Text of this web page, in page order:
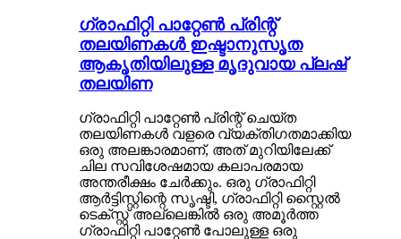
ഗ്രാഫിറ്റി പാറ്റേൺ പ്രിന്റ്
തലയിണകൾ ഇഷ്ടാനുസൃത
ആകൃതിയിലുള്ള മൃദുവായ പ്ലഷ്
തലയിണ
ഗ്രാഫിറ്റി പാറ്റേൺ പ്രിന്റ് ചെയ്ത
തലയിണകൾ വളരെ വ്യക്തിഗതമാക്കിയ
ഒരു അലങ്കാരമാണ്, അത് മുറിയിലേക്ക്
ചില സവിശേഷമായ കലാപരമായ
അന്തരീക്ഷം ചേർക്കും. ഒരു ഗ്രാഫിറ്റി
ആർട്ടിസ്റ്റിന്റെ സൃഷ്ടി, ഗ്രാഫിറ്റി സ്റ്റൈൽ
ടെക്സ്റ്റ് അല്ലെങ്കിൽ ഒരു അമൂർത്ത
ഗ്രാഫിറ്റി പാറ്റേൺ പോലുള്ള ഒരു